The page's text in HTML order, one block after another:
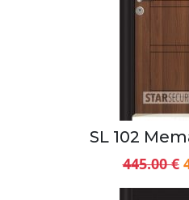
SL 102
445.00 €